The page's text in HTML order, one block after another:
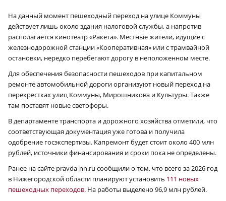
На данный момент пешеходный переход на улице Коммуны
действует лишь около здания налоговой службы, а напротив
располагается кинотеатр «Ракета». Местные жители, идущие с
железнодорожной станции «Кооперативная» или с трамвайной
остановки, нередко перебегают дорогу в неположенном месте.
Для обеспечения безопасности пешеходов при капитальном
ремонте автомобильной дороги организуют новый переход на
перекрестках улиц Коммуны, Мирошникова и Культуры. Также
там поставят новые светофоры.
В департаменте транспорта и дорожного хозяйства отметили, что
соответствующая документация уже готова и получила
одобрение госэкспертизы. Капремонт будет стоит около 400 млн
рублей, источники финансирования и сроки пока не определены.
Ранее на сайте pravda-nn.ru сообщили о том, что всего за 2026 год
в Нижегородской области планируют установить 111 новых
пешеходных переходов. На работы выделено 96,9 млн рублей.